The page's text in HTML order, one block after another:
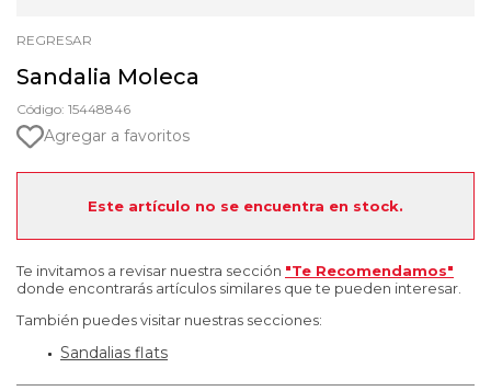
REGRESAR
Sandalia Moleca
Código: 15448846
Agregar a favoritos
Este artículo no se encuentra en stock.
Te invitamos a revisar nuestra sección "Te Recomendamos"
donde encontrarás artículos similares que te pueden interesar.
También puedes visitar nuestras secciones:
Sandalias flats